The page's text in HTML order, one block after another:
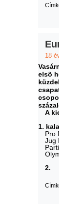
18
elsõ
A
1.
Pro
Jug
2.